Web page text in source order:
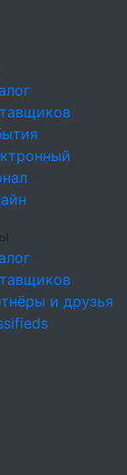
и друзья